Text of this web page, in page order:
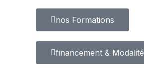
nos Formations
financement &